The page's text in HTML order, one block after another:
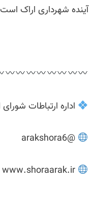
آینده شهرداری اراک است.
اداره ارتباطات شورای
@arakshora6
www.shoraarak.ir